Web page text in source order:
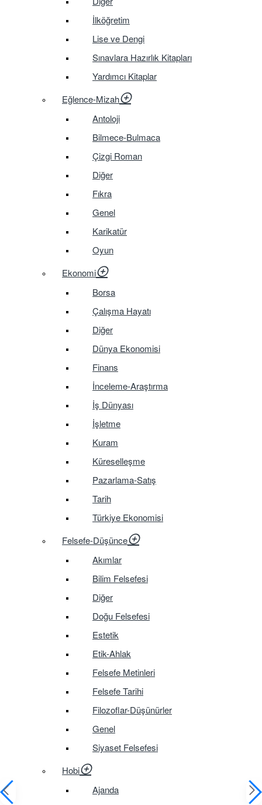
İlköğretim
Lise ve Dengi
Sınavlara Hazırlık Kitapları
Yardımcı Kitaplar
Eğlence-Mizah
Antoloji
Bilmece-Bulmaca
Çizgi Roman
Diğer
Fıkra
Genel
Karikatür
Oyun
Ekonomi
Borsa
Çalışma Hayatı
Diğer
Dünya Ekonomisi
Finans
İnceleme-Araştırma
İş Dünyası
İşletme
Kuram
Küreselleşme
Pazarlama-Satış
Tarih
Türkiye Ekonomisi
Felsefe-Düşünce
Akımlar
Bilim Felsefesi
Diğer
Doğu Felsefesi
Estetik
Etik-Ahlak
Felsefe Metinleri
Felsefe Tarihi
Filozoflar-Düşünürler
Genel
Siyaset Felsefesi
Hobi
Ajanda